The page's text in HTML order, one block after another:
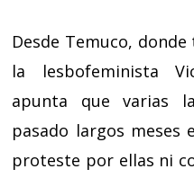
Desde Temuco,
la lesbofeminista
apunta que varias
pasado largos meses
proteste por ellas ni